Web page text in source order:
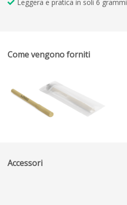
Leggera e pratica in soli 6 grammi
Come vengono forniti
Accessori